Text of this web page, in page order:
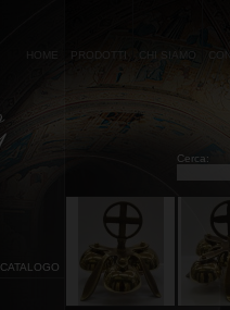
HOME PRODOTTI CHI SIAMO
Cerca:
CATALOGO